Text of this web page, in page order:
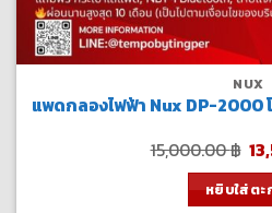
NUX
แพดกลองไฟฟ้า Nux DP-2000
15,000.00฿
หยิบใส่ตะ